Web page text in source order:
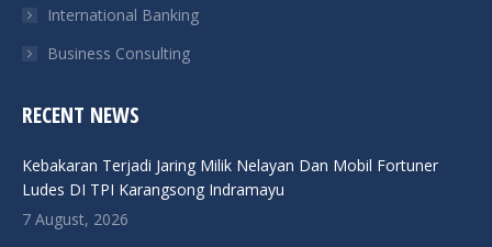
International Banking
Business Consulting
RECENT NEWS
Kebakaran Terjadi Jaring Milik Nelayan Dan Mobil Fortuner
Ludes DI TPI Karangsong Indramayu
7 August, 2026